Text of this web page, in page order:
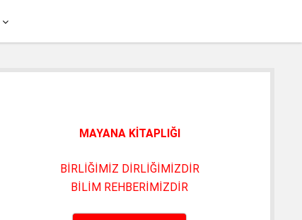
menüyü
MAYANA KİTAPLIĞI
BİRLİĞİMİZ DİRLİĞİMİZDİR
BİLİM REHBERİMİZDİR